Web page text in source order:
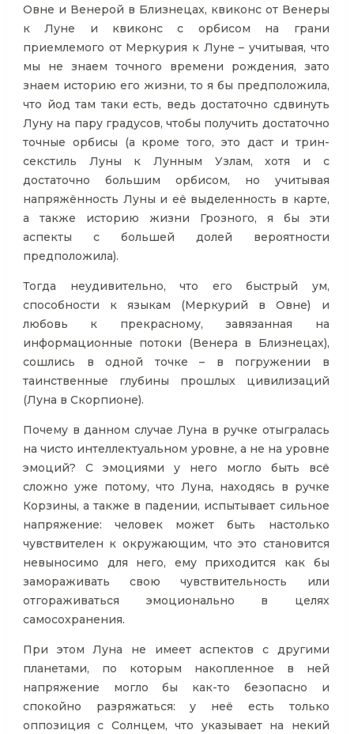
Овне и Венерой в Близнецах, квиконс от Венеры
к Луне и квиконс с орбисом на грани
приемлемого от Меркурия к Луне – учитывая, что
мы не знаем точного времени рождения, зато
знаем историю его жизни, то я бы предположила,
что йод там таки есть, ведь достаточно сдвинуть
Луну на пару градусов, чтобы получить достаточно
точные орбисы (а кроме того, это даст и трин-
секстиль Луны к Лунным Узлам, хотя и с
достаточно большим орбисом, но учитывая
напряжённость Луны и её выделенность в карте,
а также историю жизни Грозного, я бы эти
аспекты с большей долей вероятности
предположила).
Тогда неудивительно, что его быстрый ум,
способности к языкам (Меркурий в Овне) и
любовь к прекрасному, завязанная на
информационные потоки (Венера в Близнецах),
сошлись в одной точке – в погружении в
таинственные глубины прошлых цивилизаций
(Луна в Скорпионе).
Почему в данном случае Луна в ручке отыгралась
на чисто интеллектуальном уровне, а не на уровне
эмоций? С эмоциями у него могло быть всё
сложно уже потому, что Луна, находясь в ручке
Корзины, а также в падении, испытывает сильное
напряжение: человек может быть настолько
чувствителен к окружающим, что это становится
невыносимо для него, ему приходится как бы
замораживать свою чувствительность или
отгораживаться эмоционально в целях
самосохранения.
При этом Луна не имеет аспектов с другими
планетами, по которым накопленное в ней
напряжение могло бы как-то безопасно и
спокойно разряжаться: у неё есть только
оппозиция с Солнцем, что указывает на некий